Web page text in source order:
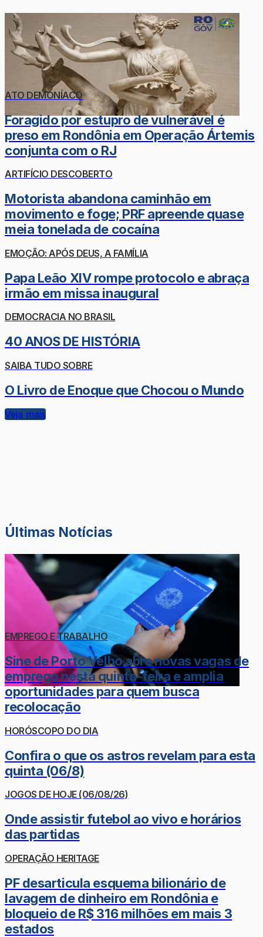
ATO DEMONÍACO
Foragido por estupro de vulnerável é
preso em Rondônia em Operação Ártemis
conjunta com o RJ
ARTIFÍCIO DESCOBERTO
Motorista abandona caminhão em
movimento e foge; PRF apreende quase
meia tonelada de cocaína
EMOÇÃO: APÓS DEUS, A FAMÍLIA
Papa Leão XIV rompe protocolo e abraça
irmão em missa inaugural
DEMOCRACIA NO BRASIL
40 ANOS DE HISTÓRIA
SAIBA TUDO SOBRE
O Livro de Enoque que Chocou o Mundo
Veja mais
Últimas Notícias
EMPREGO E TRABALHO
Sine de Porto Velho abre novas vagas de
emprego nesta quinta-feira e amplia
oportunidades para quem busca
recolocação
HORÓSCOPO DO DIA
Confira o que os astros revelam para esta
quinta (06/8)
JOGOS DE HOJE (06/08/26)
Onde assistir futebol ao vivo e horários
das partidas
OPERAÇÃO HERITAGE
PF desarticula esquema bilionário de
lavagem de dinheiro em Rondônia e
bloqueio de R$ 316 milhões em mais 3
estados